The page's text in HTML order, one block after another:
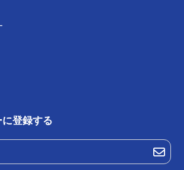
登録する